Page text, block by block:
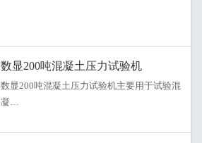
数显200吨混凝土压力试验机
数显200吨混凝土压力试验机主要用于试验混
凝…